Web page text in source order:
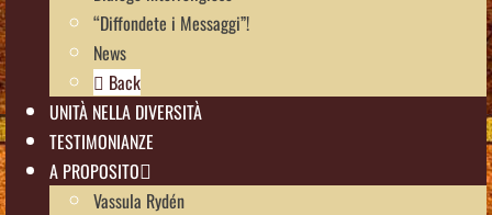
“Diffondete i Messaggi”!
News
Back
UNITÀ NELLA DIVERSITÀ
TESTIMONIANZE
A PROPOSITO
Vassula Rydén